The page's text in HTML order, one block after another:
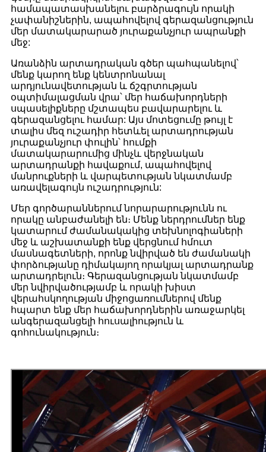
համապատասխանելու բարձրագույն որակի
չափանիշներին, ապահովելով գերազանցություն
մեր մատակարարած յուրաքանչյուր ապրանքի
մեջ:
Առանձին արտադրական գծեր պահպանելով՝
մենք կարող ենք կենտրոնանալ
արդյունավետության և ճշգրտության
օպտիմալացման վրա՝ մեր հաճախորդների
սպասելիքները մշտապես բավարարելու և
գերազանցելու համար: Այս մոտեցումը թույլ է
տալիս մեզ ուշադիր հետևել արտադրության
յուրաքանչյուր փուլին՝ հումքի
մատակարարումից մինչև վերջնական
արտադրանքի հավաքում, ապահովելով
մանրուքների և վարպետության նկատմամբ
առավելագույն ուշադրություն:
Մեր գործարաններում նորարարությունն ու
որակը անբաժանելի են։ Մենք ներդրումներ ենք
կատարում ժամանակակից տեխնոլոգիաների
մեջ և աշխատանքի ենք վերցնում հմուտ
մասնագետների, որոնք նվիրված են ժամանակի
փորձությանը դիմակայող որակյալ արտադրանք
արտադրելուն։ Գերազանցության նկատմամբ
մեր նվիրվածությամբ և որակի խիստ
վերահսկողության միջոցառումներով մենք
հպարտ ենք մեր հաճախորդներին առաջարկել
անգերազանցելի հուսալիություն և
գոհունակություն։